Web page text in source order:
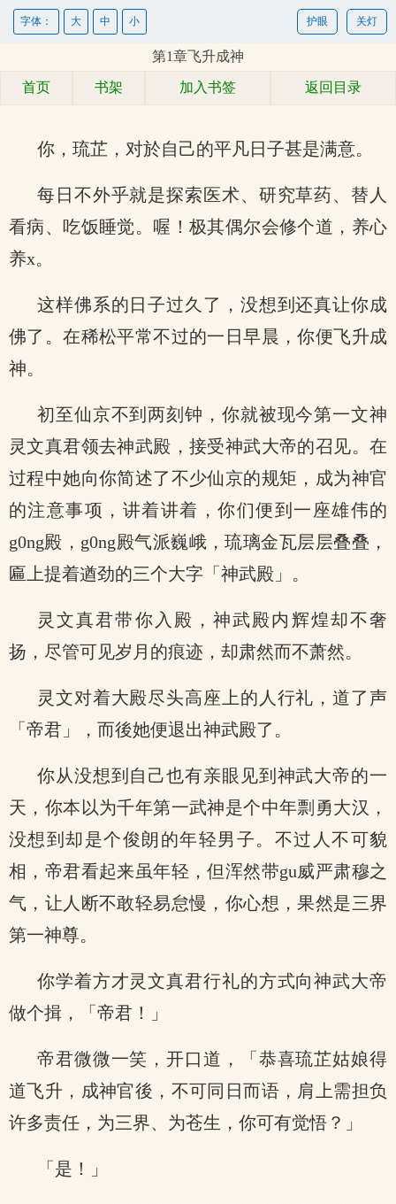
关灯
护眼
字体： 大 中 小
第1章飞升成神
首页 书架 加入书签 返回目录
你，琉芷，对於自己的平凡日子甚是满意。
每日不外乎就是探索医术、研究草药、替人
看病、吃饭睡觉。喔！极其偶尔会修个道，养心
养x。
这样佛系的日子过久了，没想到还真让你成
佛了。在稀松平常不过的一日早晨，你便飞升成
神。
初至仙京不到两刻钟，你就被现今第一文神
灵文真君领去神武殿，接受神武大帝的召见。在
过程中她向你简述了不少仙京的规矩，成为神官
的注意事项，讲着讲着，你们便到一座雄伟的
g0ng殿，g0ng殿气派巍峨，琉璃金瓦层层叠叠，
匾上提着遒劲的三个大字「神武殿」。
灵文真君带你入殿，神武殿内辉煌却不奢
扬，尽管可见岁月的痕迹，却肃然而不萧然。
灵文对着大殿尽头高座上的人行礼，道了声
「帝君」，而後她便退出神武殿了。
你从没想到自己也有亲眼见到神武大帝的一
天，你本以为千年第一武神是个中年剽勇大汉，
没想到却是个俊朗的年轻男子。不过人不可貌
相，帝君看起来虽年轻，但浑然带gu威严肃穆之
气，让人断不敢轻易怠慢，你心想，果然是三界
第一神尊。
你学着方才灵文真君行礼的方式向神武大帝
做个揖，「帝君！」
帝君微微一笑，开口道，「恭喜琉芷姑娘得
道飞升，成神官後，不可同日而语，肩上需担负
许多责任，为三界、为苍生，你可有觉悟？」
「是！」